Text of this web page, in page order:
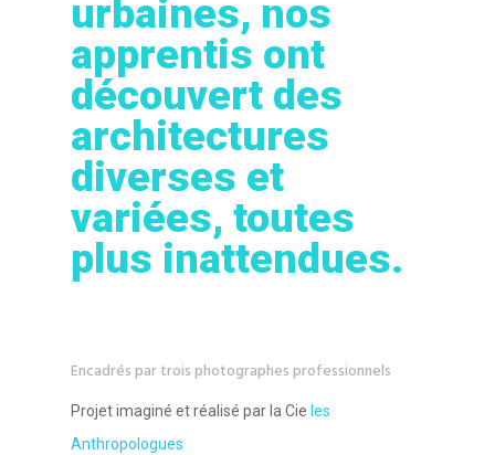
urbaines, nos
apprentis ont
découvert des
architectures
diverses et
variées, toutes
plus inattendues.
Encadrés par trois photographes professionnels
Projet imaginé et réalisé par la Cie les
Anthropologues